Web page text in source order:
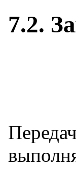
7.2.